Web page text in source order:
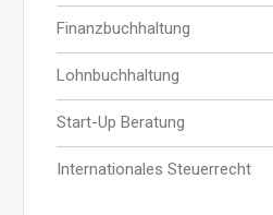
Finanzbuchhaltung
Lohnbuchhaltung
Start-Up Beratung
Internationales Steuerrecht